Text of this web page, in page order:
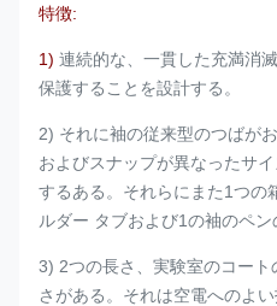
特徴:
1) 連続的な、一貫した充満消
保護することを設計する。
2) それに袖の従来型のつばが
およびスナップが異なったサ
するある。それらにまた1つの
ルダー タブおよび1の袖のペン
3) 2つの長さ、実験室のコー
さがある。それは空電へのよ